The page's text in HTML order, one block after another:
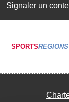
Signaler un
SPORTSREGIONS